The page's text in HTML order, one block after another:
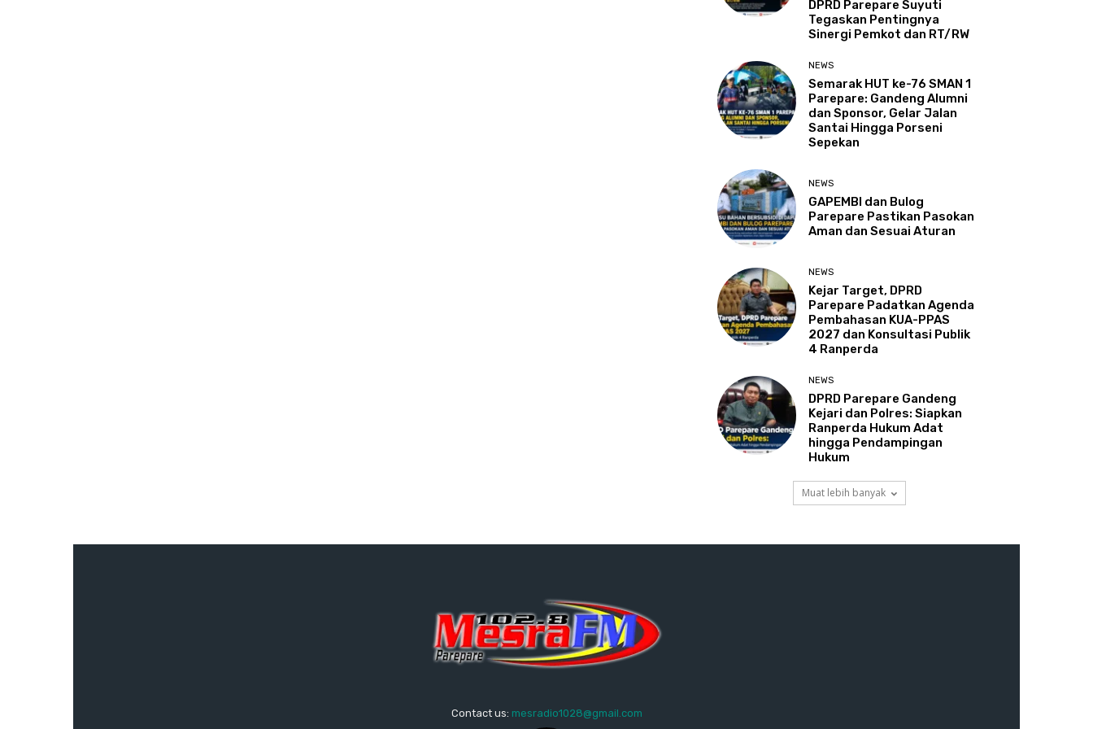
DPRD Parepare Suyuti
Tegaskan Pentingnya
Sinergi Pemkot dan RT/RW
NEWS
Semarak HUT ke-76 SMAN 1
Parepare: Gandeng Alumni
dan Sponsor, Gelar Jalan
Santai Hingga Porseni
Sepekan
NEWS
GAPEMBI dan Bulog
Parepare Pastikan Pasokan
Aman dan Sesuai Aturan
NEWS
Kejar Target, DPRD
Parepare Padatkan Agenda
Pembahasan KUA-PPAS
2027 dan Konsultasi Publik
4 Ranperda
NEWS
DPRD Parepare Gandeng
Kejari dan Polres: Siapkan
Ranperda Hukum Adat
hingga Pendampingan
Hukum
Muat lebih banyak
Contact us: mesradio1028@gmail.com